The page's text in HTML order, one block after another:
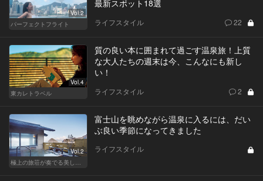
Vol.2
パーフェクトフライト
最新スポット18選
ライフスタイル 22
Vol.4
東カレトラベル
質の良い本に囲まれて過ごす温泉旅！上質
な大人たちの週末は今、こんなにも新し
い！
ライフスタイル 2
Vol.2
極上の旅荘が奏でる美しき寛ぎ
富士山を眺めながら温泉に入るには、だい
ぶ良い季節になってきました
ライフスタイル